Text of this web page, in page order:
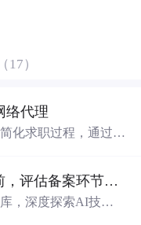
17）
络代理
化求职过程，通过自
科技成果转化项目进场交易前，评估备案环节需要准备哪些材料？.docx
，深度探索AI技术